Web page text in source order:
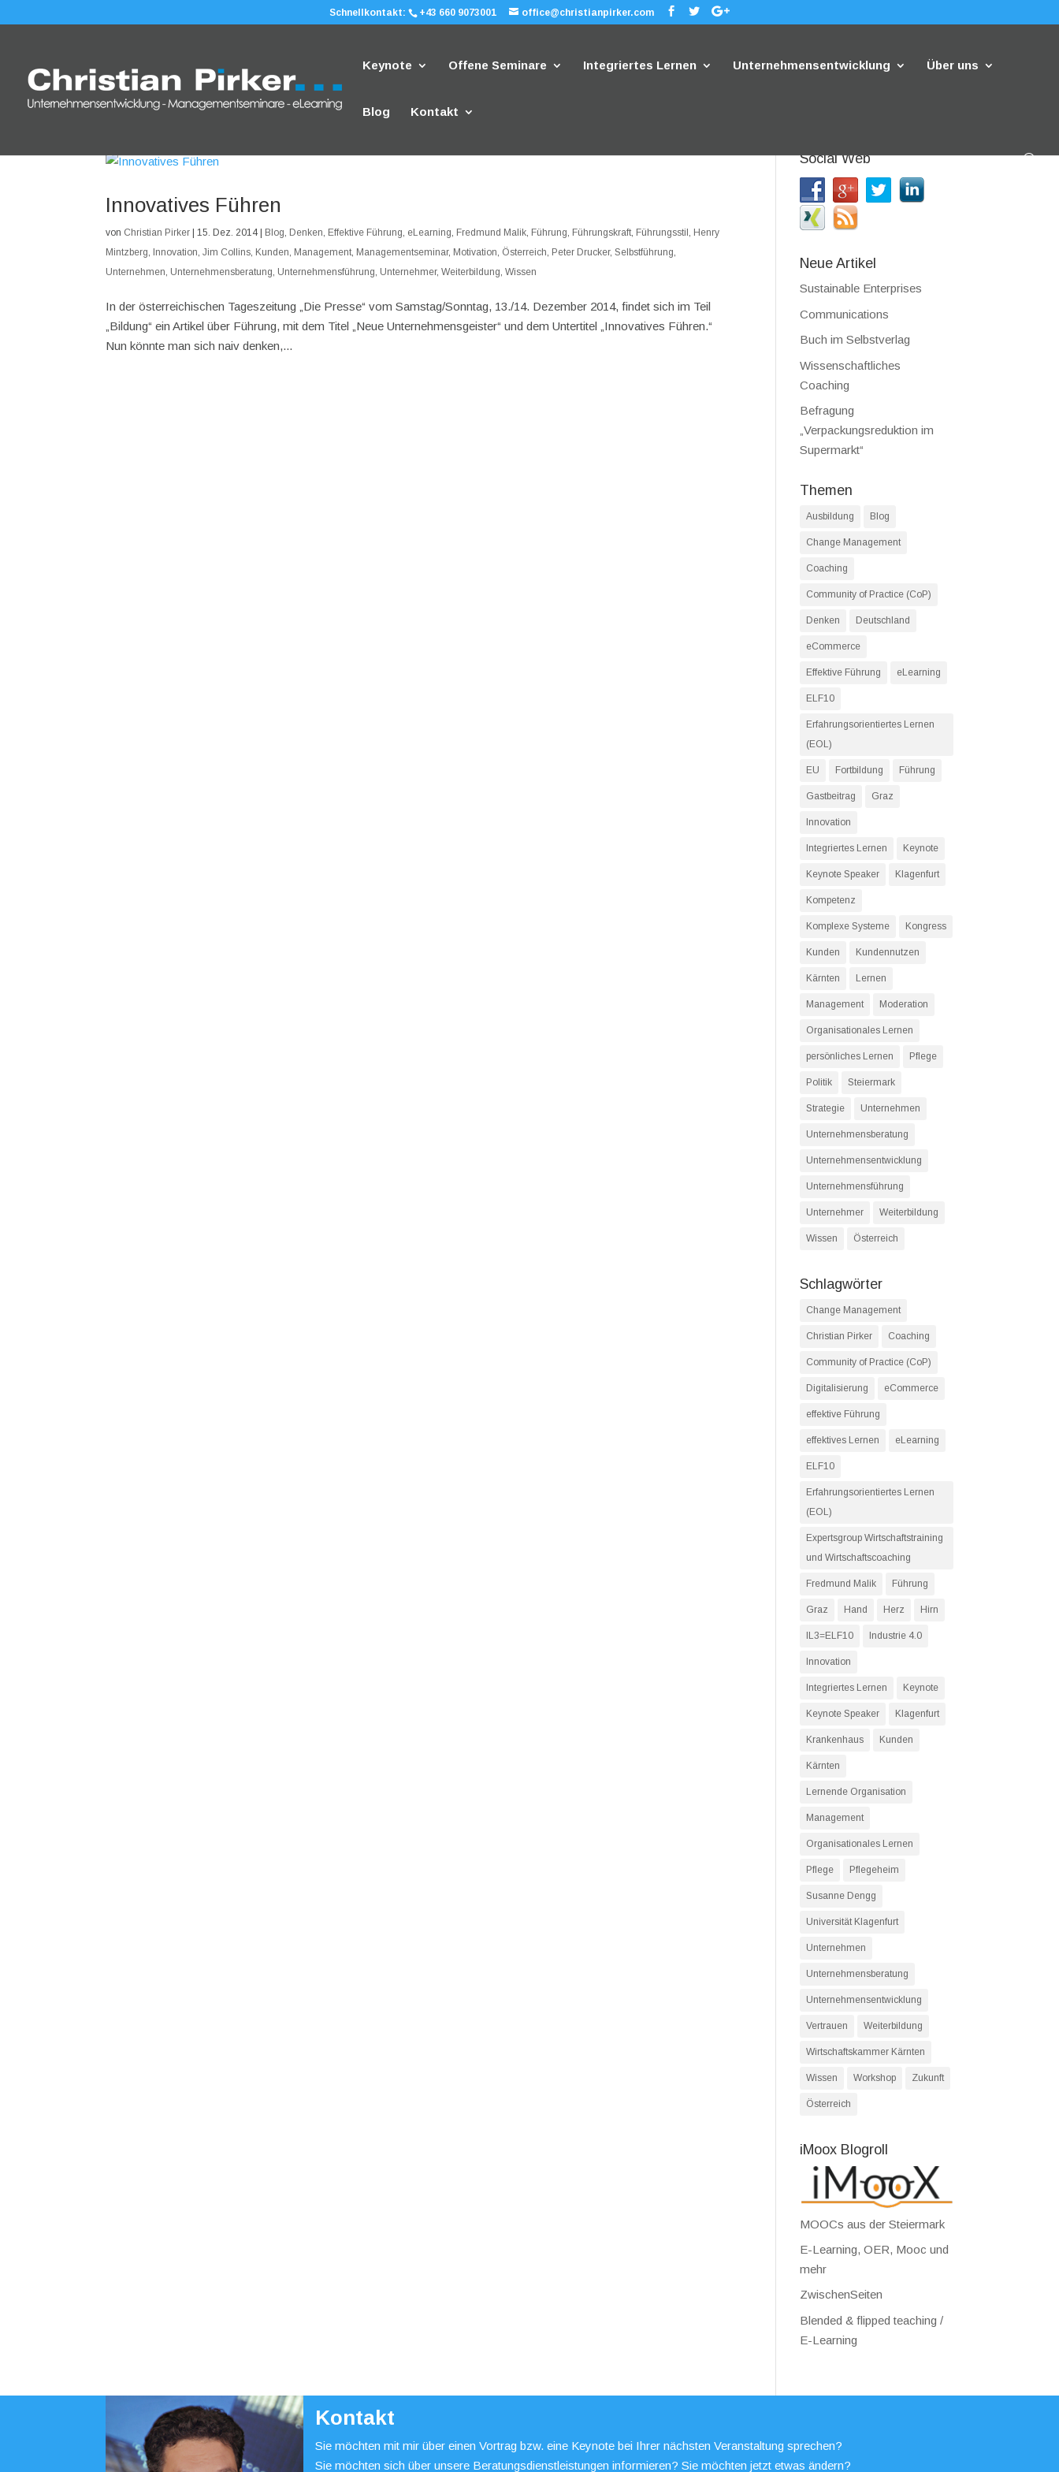
Schnellkontakt: +43 660 9073001 office@christianpirker.com
Keynote Offene Seminare Integriertes Lernen Unternehmensentwicklung Über uns
Blog Kontakt
Innovatives Führen
von Christian Pirker |15. Dez. 2014 Blog, Denken, Effektive Führung, eLearning, Fredmund Malik, Führung, Führungskraft, Führungsstil , Henry
Mintzberg, Innovation,Jim Collins, Kunden, Management, Managementseminar, Motivation, Österreich, Peter Drucker,Selbstführung,
Unternehmen, Unternehmensberatung, Unternehmensführung, Unternehmer,Weiterbildung,Wissen
In der österreichischen Tageszeitung „Die Presse“ vom Samstag/Sonntag, 13./14. Dezember 2014, findet sich im Teil
„Bildung“ ein Artikel über Führung, mit dem Titel „Neue Unternehmensgeister“ und dem Untertitel „Innovatives Führen.“
Nun könnte man sich naiv denken,...
Social Web
Neue Artikel
Sustainable Enterprises
Communications
Buch im Selbstverlag
Wissenschaftliches
Coaching
Befragung
„Verpackungsreduktion im
Supermarkt“
Themen
Ausbildung Blog
Change Management
Coaching
Community of Practice (CoP)
Denken Deutschland
eCommerce
Effektive Führung eLearning
ELF10
Erfahrungsorientiertes Lernen
(EOL)
EU Fortbildung Führung
Gastbeitrag Graz
Innovation
Integriertes Lernen Keynote
Keynote Speaker Klagenfurt
Kompetenz
Komplexe Systeme Kongress
Kunden Kundennutzen
Kärnten Lernen
Management Moderation
Organisationales Lernen
persönliches Lernen Pflege
Politik Steiermark
Strategie Unternehmen
Unternehmensberatung
Unternehmensentwicklung
Unternehmensführung
Unternehmer Weiterbildung
Wissen Österreich
Schlagwörter
Change Management
Christian Pirker Coaching
Community of Practice (CoP)
Digitalisierung eCommerce
effektive Führung
effektives Lernen eLearning
ELF10
Erfahrungsorientiertes Lernen
(EOL)
Expertsgroup Wirtschaftstraining
und Wirtschaftscoaching
Fredmund Malik Führung
Graz Hand Herz Hirn
IL3=ELF10 Industrie 4.0
Innovation
Integriertes Lernen Keynote
Keynote Speaker Klagenfurt
Krankenhaus Kunden
Kärnten
Lernende Organisation
Management
Organisationales Lernen
Pflege Pflegeheim
Susanne Dengg
Universität Klagenfurt
Unternehmen
Unternehmensberatung
Unternehmensentwicklung
Vertrauen Weiterbildung
Wirtschaftskammer Kärnten
Wissen Workshop Zukunft
Österreich
iMoox Blogroll
MOOCs aus der Steiermark
E-Learning, OER, Mooc und
mehr
ZwischenSeiten
Blended & flipped teaching /
E-Learning
Kontakt
Sie möchten mit mir über einen Vortrag bzw. eine Keynote bei Ihrer nächsten Veranstaltung sprechen?
Sie möchten sich über unsere Beratungsdienstleistungen informieren? Sie möchten jetzt etwas ändern?